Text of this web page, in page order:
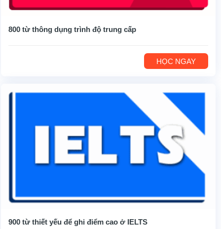
800 từ thông dụng trình độ trung cấp
HỌC NGAY
900 từ thiết yếu để ghi điểm cao ở IELTS